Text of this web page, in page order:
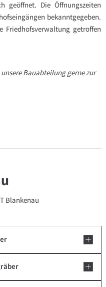
geöffnet. Die Öffnungszeiten
bekanntgegeben.
Friedhofsverwaltung getroffen
Bauabteilung gerne zur
Blankenau